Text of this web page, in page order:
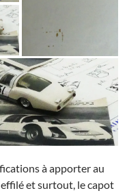
à apporter au
et surtout, le capot